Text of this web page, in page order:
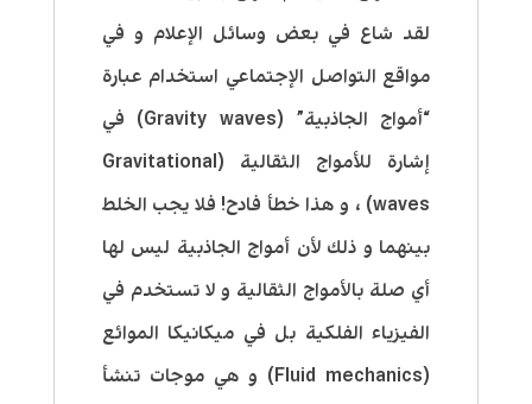
لقد شاع في بعض وسائل الإعلام و في
مواقع التواصل الإجتماعي استخدام عبارة
“أمواج الجاذبية” (Gravity waves) في
إشارة للأمواج الثقالية (Gravitational
waves) ، و هذا خطأ فادح! فلا يجب الخلط
بينهما و ذلك لأن أمواج الجاذبية ليس لها
أي صلة بالأمواج الثقالية و لا تستخدم في
الفيزياء الفلكية بل في ميكانيكا الموائع
(Fluid mechanics) و هي موجات تنشأ